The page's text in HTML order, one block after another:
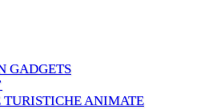
GADGETS
ANIMATE